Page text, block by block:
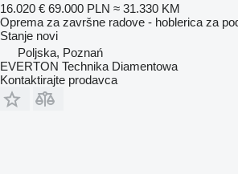
16.020 € 69.000 PLN ≈ 31.330 KM
Oprema za završne radove - hoblerica za
Stanje novi
Poljska, Poznań
EVERTON Technika Diamentowa
Kontaktirajte prodavca